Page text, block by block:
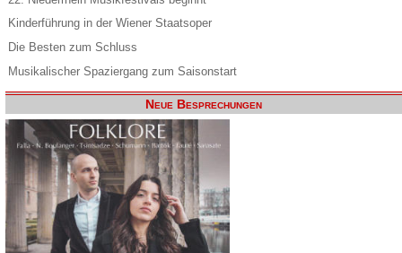
Kinderführung in der Wiener Staatsoper
Die Besten zum Schluss
Musikalischer Spaziergang zum Saisonstart
Neue Besprechungen